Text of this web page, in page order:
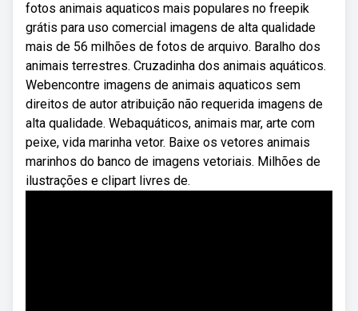
fotos animais aquaticos mais populares no freepik
grátis para uso comercial imagens de alta qualidade
mais de 56 milhões de fotos de arquivo. Baralho dos
animais terrestres. Cruzadinha dos animais aquáticos.
Webencontre imagens de animais aquaticos sem
direitos de autor atribuição não requerida imagens de
alta qualidade. Webaquáticos, animais mar, arte com
peixe, vida marinha vetor. Baixe os vetores animais
marinhos do banco de imagens vetoriais. Milhões de
ilustrações e clipart livres de.